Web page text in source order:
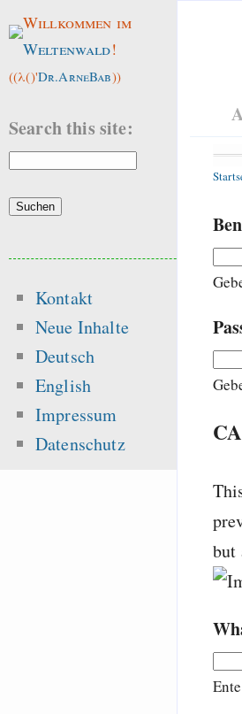
but
Willkommen im
Weltenwald!
((λ()'Dr.ArneBab))
Search this site:
Kontakt
Neue Inhalte
Deutsch
English
Impressum
Datenschutz